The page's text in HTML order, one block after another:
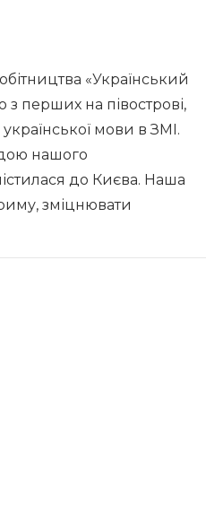
«Український
з перших на півострові,
мови в ЗМІ.
нашого
до Києва. Наша
зміцнювати